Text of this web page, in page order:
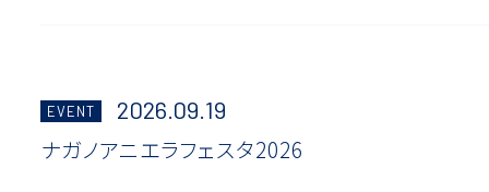
EVENT 2026.09.19
ナガノアニエラフェスタ2026